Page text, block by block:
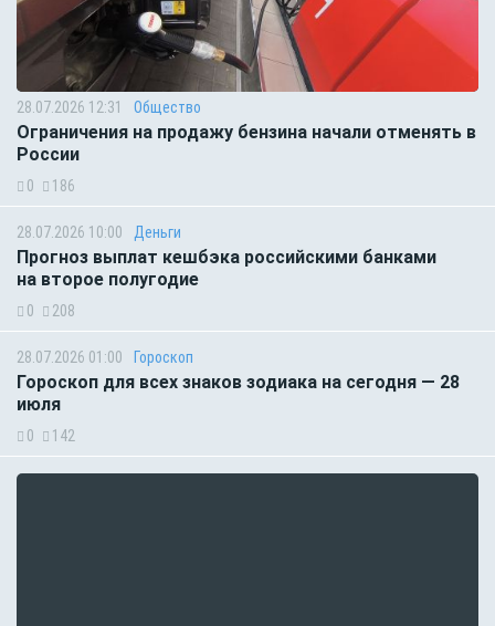
28.07.2026 12:31 Общество
Ограничения на продажу бензина начали отменять в
России
0 186
28.07.2026 10:00 Деньги
Прогноз выплат кешбэка российскими банками
на второе полугодие
0 208
28.07.2026 01:00 Гороскоп
Гороскоп для всех знаков зодиака на сегодня — 28
июля
0 142